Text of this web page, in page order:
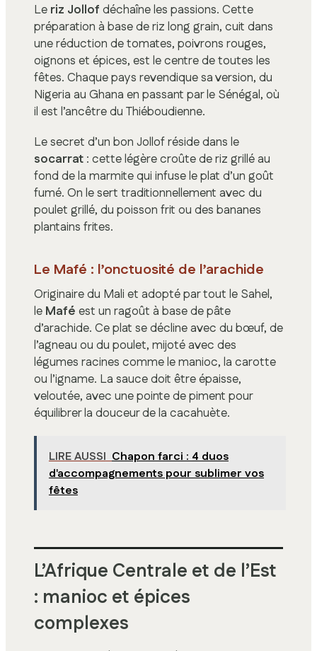
Le riz Jollof déchaîne les passions. Cette
préparation à base de riz long grain, cuit dans
une réduction de tomates, poivrons rouges,
oignons et épices, est le centre de toutes les
fêtes. Chaque pays revendique sa version, du
Nigeria au Ghana en passant par le Sénégal, où
il est l’ancêtre du Thiéboudienne.
Le secret d’un bon Jollof réside dans le
socarrat : cette légère croûte de riz grillé au
fond de la marmite qui infuse le plat d’un goût
fumé. On le sert traditionnellement avec du
poulet grillé, du poisson frit ou des bananes
plantains frites.
Le Mafé : l’onctuosité de l’arachide
Originaire du Mali et adopté par tout le Sahel,
le Mafé est un ragoût à base de pâte
d’arachide. Ce plat se décline avec du bœuf, de
l’agneau ou du poulet, mijoté avec des
légumes racines comme le manioc, la carotte
ou l’igname. La sauce doit être épaisse,
veloutée, avec une pointe de piment pour
équilibrer la douceur de la cacahuète.
LIRE AUSSI Chapon farci : 4 duos
d'accompagnements pour sublimer vos
fêtes
L’Afrique Centrale et de l’Est
: manioc et épices
complexes